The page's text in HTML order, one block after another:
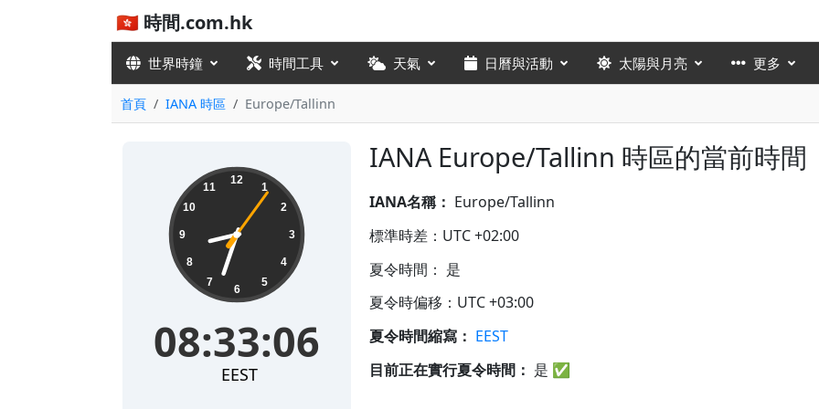
🇭🇰 時間.com.hk
世界時鐘 時間工具 天氣 日曆與活動 太陽與月亮 更多
首頁 IANA 時區 Europe/Tallinn
IANA Europe/Tallinn 時區的當前時間
08:33:06 12
1
2
3
4
5
6
7
8
9
10
11
08:33:06
EEST
IANA名稱： Europe/Tallinn
標準時差：UTC +02:00
夏令時間： 是
夏令時偏移：UTC +03:00
夏令時間縮寫： EEST
目前正在實行夏令時間： 是 ✅